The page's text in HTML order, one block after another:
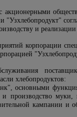
акционерными
"Узхлебопродукт"
и
корпорации
хлебопродуктов:
основными
производство
кампании и